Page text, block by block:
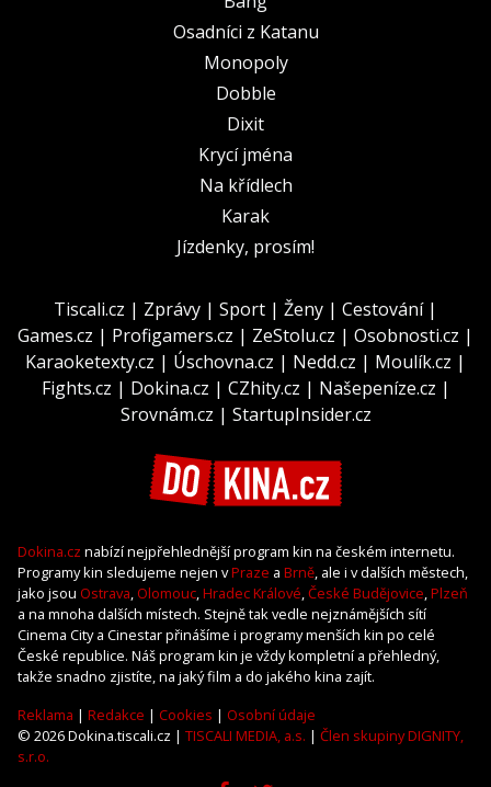
Osadníci z Katanu
Monopoly
Dobble
Dixit
Krycí jména
Na křídlech
Karak
Jízdenky, prosím!
Tiscali.cz | Zprávy | Sport | Ženy | Cestování|
Games.cz | Profigamers.cz | ZeStolu.cz | Osobnosti.cz |
Karaoketexty.cz | Úschovna.cz | Nedd.cz | Moulík.cz |
Fights.cz | Dokina.cz | CZhity.cz | Našepeníze.cz |
Srovnám.cz | StartupInsider.cz
Dokina.cz nabízí nejpřehlednější program kin na českém internetu.
Programy kin sledujeme nejen vPraze a Brně, ale i v dalších městech,
jako jsou Ostrava, Olomouc,Hradec Králové,České Budějovice,Plzeň
a na mnoha dalších místech. Stejně tak vedle nejznámějších sítí
Cinema City a Cinestar přinášíme i programy menších kin po celé
České republice. Náš program kin je vždy kompletní a přehledný,
takže snadno zjistíte, na jaký film a do jakého kina zajít.
Reklama | Redakce | Cookies | Osobní údaje
© 2026 Dokina.tiscali.cz | TISCALI MEDIA, a.s. | Člen skupiny DIGNITY,
s.r.o.